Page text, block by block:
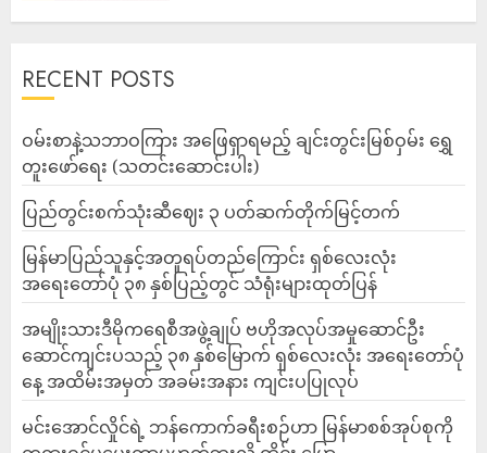
RECENT POSTS
ဝမ်းစာနဲ့သဘာဝကြား အဖြေရှာရမည့် ချင်းတွင်းမြစ်ဝှမ်း ရွှေ
တူးဖော်ရေး (သတင်းဆောင်းပါး)
ပြည်တွင်းစက်သုံးဆီဈေး ၃ ပတ်ဆက်တိုက်မြင့်တက်
မြန်မာပြည်သူနှင့်အတူရပ်တည်ကြောင်း ရှစ်လေးလုံး
အရေးတော်ပုံ ၃၈ နှစ်ပြည့်တွင် သံရုံးများထုတ်ပြန်
အမျိုးသားဒီမိုကရေစီအဖွဲ့ချုပ် ဗဟိုအလုပ်အမှုဆောင်ဦး
ဆောင်ကျင်းပသည့် ၃၈ နှစ်မြောက် ရှစ်လေးလုံး အရေးတော်ပုံ
နေ့ အထိမ်းအမှတ် အခမ်းအနား ကျင်းပပြုလုပ်
မင်းအောင်လှိုင်ရဲ့ ဘန်ကောက်ခရီးစဉ်ဟာ မြန်မာစစ်အုပ်စုကို